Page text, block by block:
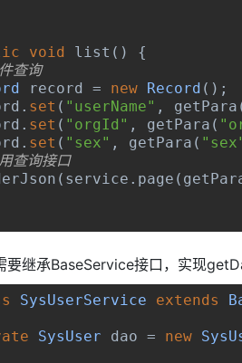
void list ()
{
查询
record = new Record ();
. set ( "userName" , getPara
. set ( "orgId" , getPara (
. set ( "sex" , getPara (
查询接口
( service . page (
继承BaseService接口，实现
SysUserService extends
SysUser dao = new